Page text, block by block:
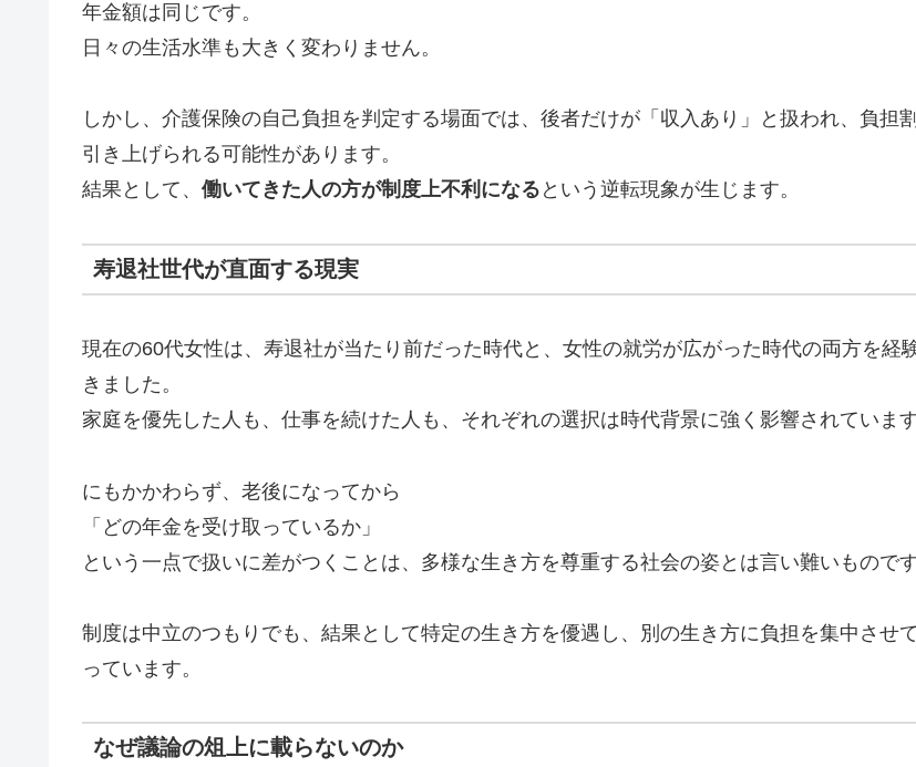
年金額は同じです。
日々の生活水準も大きく変わりません。
しかし、介護保険の自己負担を判定する場面では、後者だけが「収入あり」と扱われ、負担
引き上げられる可能性があります。
結果として、 働いてきた人の方が制度上不利になる という逆転現象が生じます。
寿退社世代が直面する現実
現在の60代女性は、寿退社が当たり前だった時代と、女性の就労が広がった時代の両方を経
きました。
家庭を優先した人も、仕事を続けた人も、それぞれの選択は時代背景に強く影響されています
にもかかわらず、老後になってから
「どの年金を受け取っているか」
という一点で扱いに差がつくことは、多様な生き方を尊重する社会の姿とは言い難いものです
制度は中立のつもりでも、結果として特定の生き方を優遇し、別の生き方に負担を集中させ
っています。
なぜ議論の俎上に載らないのか